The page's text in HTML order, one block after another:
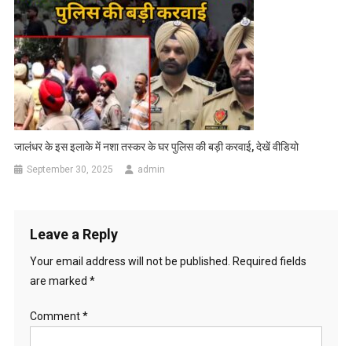
जालंधर के इस इलाके में नशा तस्कर के घर पुलिस की बड़ी करवाई, देखें वीडियो
September 30, 2025 admin
Leave a Reply
Your email address will not be published.
Required fields
are marked *
Comment*